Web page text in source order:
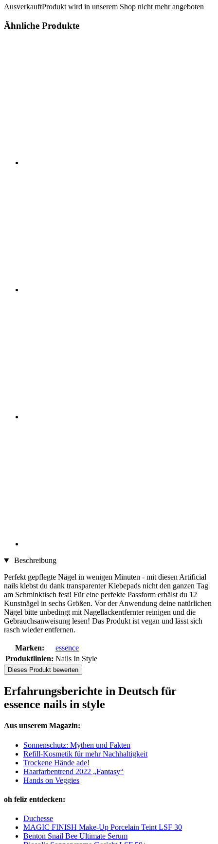
AusverkauftProdukt wird in unserem Shop nicht mehr angeboten
Ähnliche Produkte
Beschreibung
Perfekt gepflegte Nägel in wenigen Minuten - mit diesen Artificial
nails klebst du dank transparenter Klebepads nicht den ganzen Tag
am Schminktisch fest! Für eine perfekte Passform erhälst du 12
Kunstnägel in sechs Größen. Vor der Anwendung deine natürlichen
Nägel bitte unbedingt mit Nagellackentfernter reinigen und die
Gebrauchsanweisung lesen! Das Produkt ist vegan und lässt sich
rasch wieder entfernen.
Marken:
essence
Produktlinien: Nails In Style
Dieses Produkt bewerten
Erfahrungsberichte in Deutsch für
essence nails in style
Aus unserem Magazin:
Sonnenschutz: Mythen und Fakten
Refill-Kosmetik für mehr Nachhaltigkeit
Trockene Hände ade!
Haarfarbentrend 2022 „Fantasy“
Hands on Veggies
oh feliz entdecken:
Duchesse
MAGIC FINISH Make-Up Porcelain Teint LSF 30
Benton Snail Bee Ultimate Serum